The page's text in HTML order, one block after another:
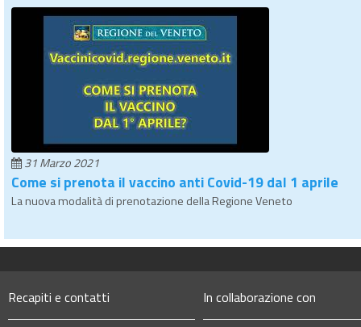
31 Marzo 2021
Come si prenota il vaccino anti Covid-19 dal 1 aprile
La nuova modalità di prenotazione della Regione Veneto
Recapiti e contatti In collaborazione con